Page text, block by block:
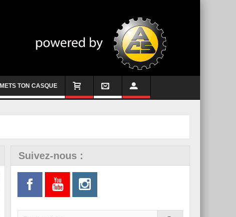
METS TON CASQUE
Suivez-nous :